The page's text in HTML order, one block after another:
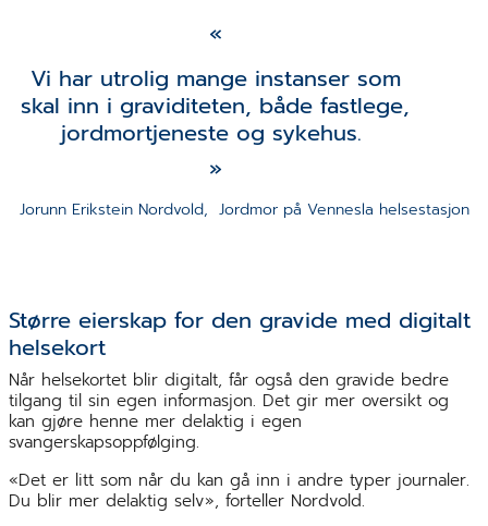
Nordvoll og Elin
Helsestasjon
Vi har utrolig mange instanser som
skal inn i graviditeten, både fastlege,
jordmortjeneste og sykehus.
Jorunn Erikstein Nordvold,  Jordmor på Vennesla helsestasjon
Større eierskap for den gravide med digitalt
helsekort
Når helsekortet blir digitalt, får også den gravide bedre
tilgang til sin egen informasjon. Det gir mer oversikt og
kan gjøre henne mer delaktig i egen
svangerskapsoppfølging.
«Det er litt som når du kan gå inn i andre typer journaler.
Du blir mer delaktig selv», forteller Nordvold.